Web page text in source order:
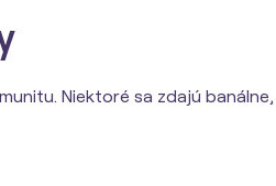
Niektoré sa zdajú banálne,